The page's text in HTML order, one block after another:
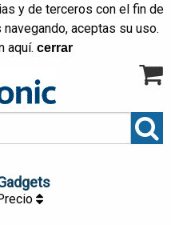
y de terceros con el fin de
aceptas su uso.
aquí. cerrar